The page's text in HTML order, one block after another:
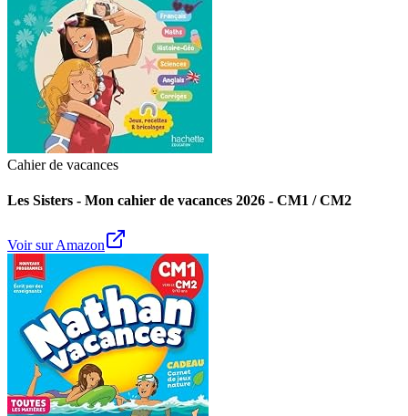
Cahier de vacances
Les Sisters - Mon cahier de vacances 2026 - CM1 / CM2
Voir sur Amazon